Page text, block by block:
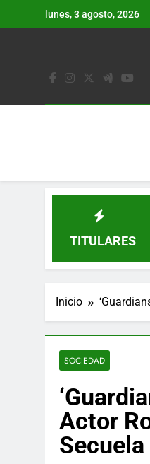
lunes, 3 agosto, 2026
TITULARES
Inicio
SOCIEDAD
Actor
Secuela